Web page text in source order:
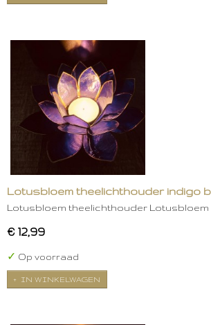
Lotusbloem theelichthouder indigo
Lotusbloem theelichthouder Lotusbloem
€ 12,99
✓ Op voorraad
IN WINKELWAGEN